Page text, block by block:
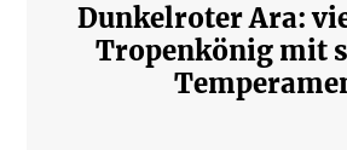
Dunkelroter Ara:
Tropenkönig mit